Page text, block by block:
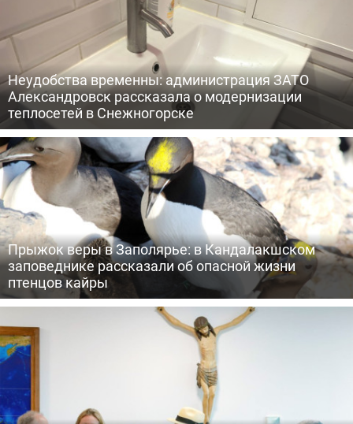
Неудобства временны: администрация ЗАТО
Александровск рассказала о модернизации
теплосетей в Снежногорске
Прыжок веры в Заполярье: в Кандалакшском
заповеднике рассказали об опасной жизни
птенцов кайры